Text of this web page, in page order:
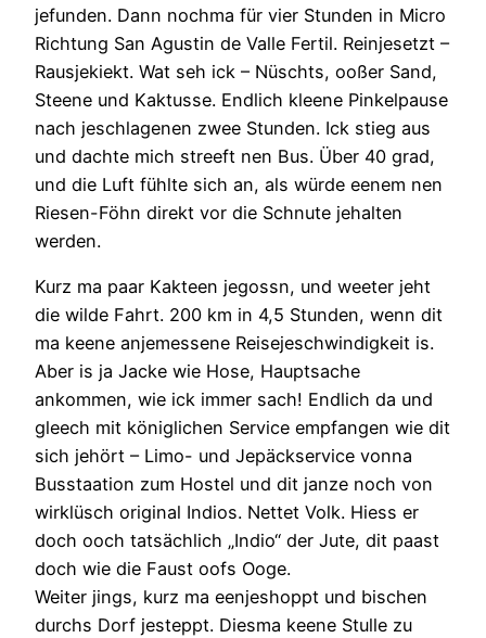
jefunden. Dann nochma für vier Stunden in Micro
Richtung San Agustin de Valle Fertil. Reinjesetzt –
Rausjekiekt. Wat seh ick – Nüschts, ooßer Sand,
Steene und Kaktusse. Endlich kleene Pinkelpause
nach jeschlagenen zwee Stunden. Ick stieg aus
und dachte mich streeft nen Bus. Über 40 grad,
und die Luft fühlte sich an, als würde eenem nen
Riesen-Föhn direkt vor die Schnute jehalten
werden.
Kurz ma paar Kakteen jegossn, und weeter jeht
die wilde Fahrt. 200 km in 4,5 Stunden, wenn dit
ma keene anjemessene Reisejeschwindigkeit is.
Aber is ja Jacke wie Hose, Hauptsache
ankommen, wie ick immer sach! Endlich da und
gleech mit königlichen Service empfangen wie dit
sich jehört – Limo- und Jepäckservice vonna
Busstaation zum Hostel und dit janze noch von
wirklüsch original Indios. Nettet Volk. Hiess er
doch ooch tatsächlich „Indio“ der Jute, dit paast
doch wie die Faust oofs Ooge.
Weiter jings, kurz ma eenjeshoppt und bischen
durchs Dorf jesteppt. Diesma keene Stulle zu